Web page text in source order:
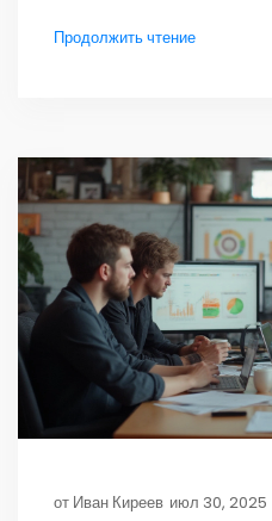
Продолжить чтение
от Иван Киреев июл 30, 2025